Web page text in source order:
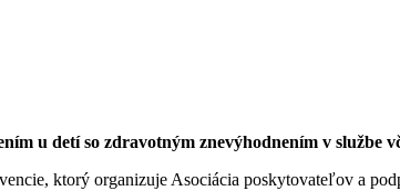
u detí so zdravotným znevýhodnením v službe
ktorý organizuje Asociácia poskytovateľov a